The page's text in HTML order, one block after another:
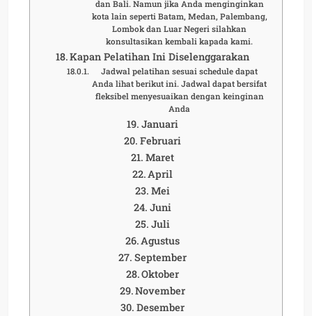
dan Bali. Namun jika Anda menginginkan
kota lain seperti Batam, Medan, Palembang,
Lombok dan Luar Negeri silahkan
konsultasikan kembali kapada kami.
Kapan Pelatihan Ini Diselenggarakan
Jadwal pelatihan sesuai schedule dapat
Anda lihat berikut ini. Jadwal dapat bersifat
fleksibel menyesuaikan dengan keinginan
Anda
Januari
Februari
Maret
April
Mei
Juni
Juli
Agustus
September
Oktober
November
Desember